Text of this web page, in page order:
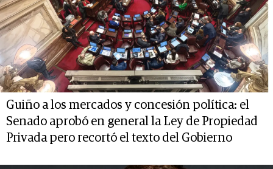
Guiño a los mercados y concesión política: el
Senado aprobó en general la Ley de Propiedad
Privada pero recortó el texto del Gobierno